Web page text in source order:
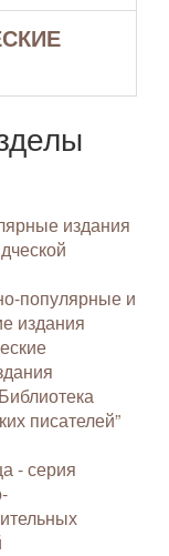
издания
популярные и
издания
писателей”
- серия